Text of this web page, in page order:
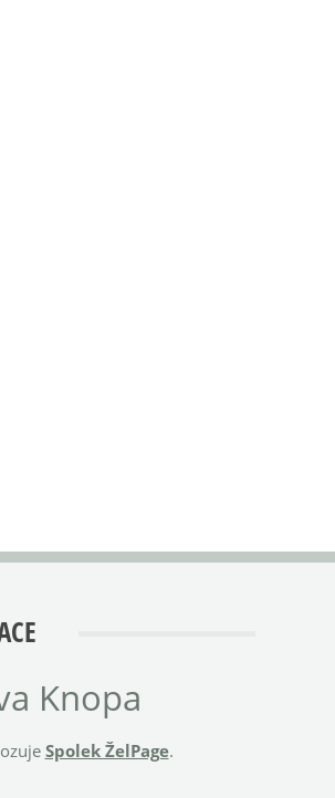
Knopa
Spolek ŽelPage.